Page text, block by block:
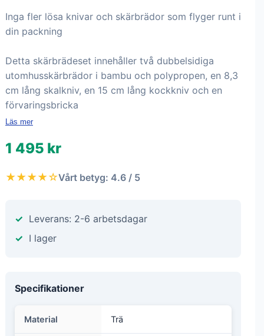
Inga fler lösa knivar och skärbrädor som flyger runt i
din packning
Detta skärbrädeset innehåller två dubbelsidiga
utomhusskärbrädor i bambu och polypropen, en 8,3
cm lång skalkniv, en 15 cm lång kockkniv och en
förvaringsbricka
Läs mer
1 495 kr
★★★★☆Vårt betyg: 4.6 / 5
Leverans: 2-6 arbetsdagar
I lager
Specifikationer
Material Trä